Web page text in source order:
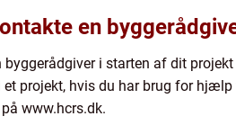
en
byggerådgiver i starten af dit
projekt, hvis du har brug for
på www.hcrs.dk.